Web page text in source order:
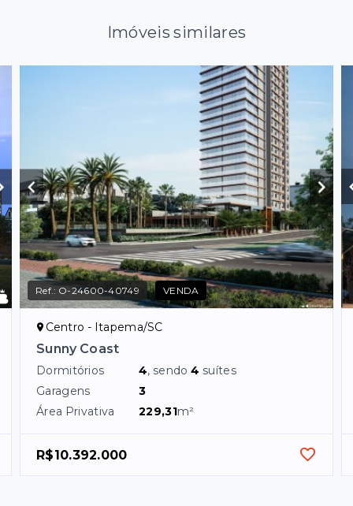
Imóveis similares
Ref.: O-24600-40749 VENDA
Centro - Itapema/SC
Sunny Coast
Dormitórios 4, sendo4 suítes
Garagens
3
Área Privativa
229,31m²
R$10.392.000